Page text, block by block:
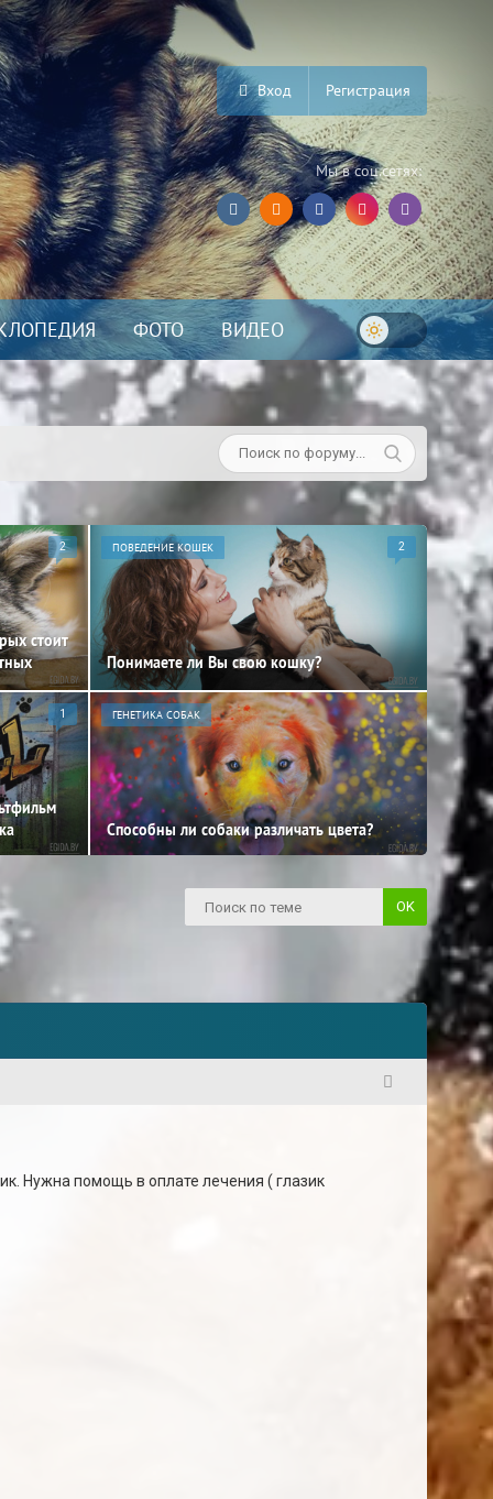
Вход Регистрация
Мы в соц.сетях:
ФОТО ВИДЕО
2
стоит
ПОВЕДЕНИЕ КОШЕК 2
Понимаете ли Вы свою кошку?
1 ГЕНЕТИКА СОБАК
Способны ли собаки различать цвета?
Нужна помощь в оплате лечения ( глазик